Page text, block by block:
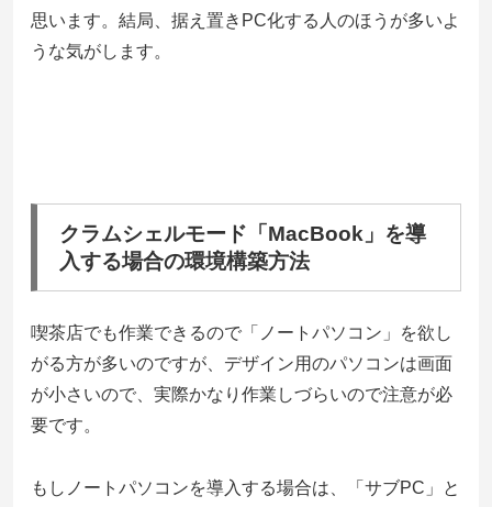
思います。結局、据え置きPC化する人のほうが多いよ
うな気がします。
クラムシェルモード「MacBook」を導
入する場合の環境構築方法
喫茶店でも作業できるので「ノートパソコン」を欲し
がる方が多いのですが、デザイン用のパソコンは画面
が小さいので、実際かなり作業しづらいので注意が必
要です。
もしノートパソコンを導入する場合は、「サブPC」と